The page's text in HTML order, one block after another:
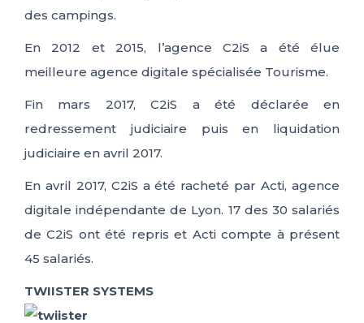
des campings.
En 2012 et 2015, l’agence C2iS a été élue
meilleure agence digitale spécialisée Tourisme.
Fin mars 2017, C2iS a été déclarée en
redressement judiciaire puis en liquidation
judiciaire en avril 2017.
En avril 2017, C2iS a été racheté par Acti, agence
digitale indépendante de Lyon. 17 des 30 salariés
de C2iS ont été repris et Acti compte à présent
45 salariés.
TWIISTER SYSTEMS